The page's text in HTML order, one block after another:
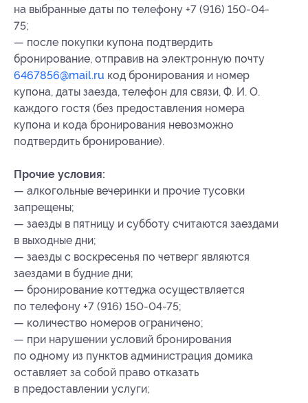
на выбранные даты по телефону +7 (916) 150-04-
75;
— после покупки купона подтвердить
бронирование, отправив на электронную почту
6467856@mail.ru код бронирования и номер
купона, даты заезда, телефон для связи, Ф. И. О.
каждого гостя (без предоставления номера
купона и кода бронирования невозможно
подтвердить бронирование).
Прочие условия:
— алкогольные вечеринки и прочие тусовки
запрещены;
— заезды в пятницу и субботу считаются заездами
в выходные дни;
— заезды с воскресенья по четверг являются
заездами в будние дни;
— бронирование коттеджа осуществляется
по телефону +7 (916) 150-04-75;
— количество номеров ограничено;
— при нарушении условий бронирования
по одному из пунктов администрация домика
оставляет за собой право отказать
в предоставлении услуги;